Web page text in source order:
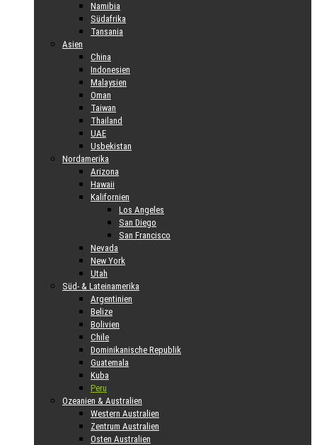
Namibia
Südafrika
Tansania
Asien
China
Indonesien
Malaysien
Oman
Taiwan
Thailand
UAE
Usbekistan
Nordamerika
Arizona
Hawaii
Kalifornien
Los Angeles
San Diego
San Francisco
Nevada
New York
Utah
Süd- & Lateinamerika
Argentinien
Belize
Bolivien
Chile
Dominikanische Republik
Guatemala
Kuba
Peru
Ozeanien & Australien
Western Australien
Zentrum Australien
Osten Australien